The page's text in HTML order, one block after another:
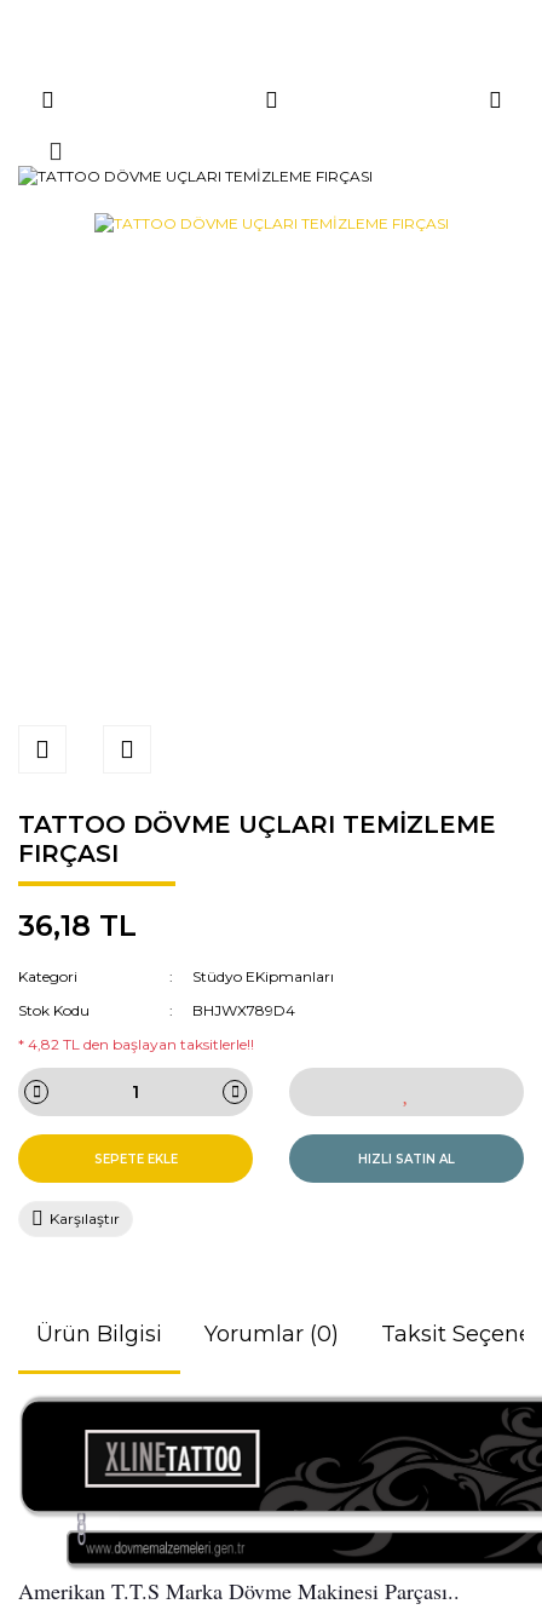
TATTOO DÖVME UÇLARI TEMİZLEME
FIRÇASI
36,18 TL
Kategori
Stüdyo EKipmanları
Stok Kodu
BHJWX789D4
* 4,82 TL den başlayan taksitlerle!!
SEPETE EKLE HIZLI SATIN AL
Karşılaştır
Ürün Bilgisi Yorumlar (0) Taksit
Amerikan T.T.S Marka Dövme Makinesi Parçası..